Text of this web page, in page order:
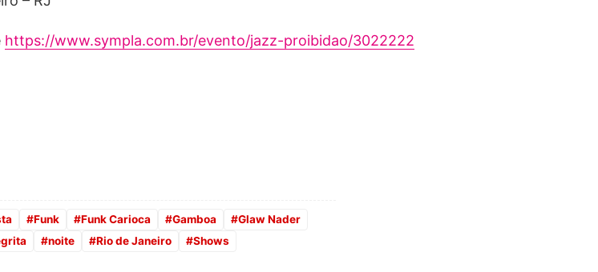
https://www.sympla.com.br/evento/jazz-proibidao/3022222
#Funk #Funk Carioca #Gamboa #Glaw Nader
#noite #Rio de Janeiro #Shows